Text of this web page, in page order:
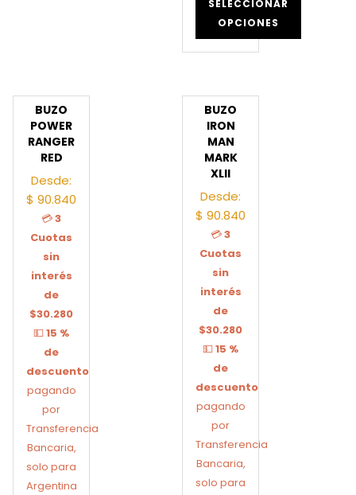
SELECCIONAR
OPCIONES
BUZO
POWER
RANGER
RED
Desde:
$ 90.840
💳3
Cuotas
sin
interés
de
$30.280
💵15 %
de
descuento
pagando
por
Transferencia
Bancaria,
solo para
Argentina
BUZO
IRON
MAN
MARK
XLII
Desde:
$ 90.840
💳3
Cuotas
sin
interés
de
$30.280
💵15 %
de
descuento
pagando
por
Transferencia
Bancaria,
solo para